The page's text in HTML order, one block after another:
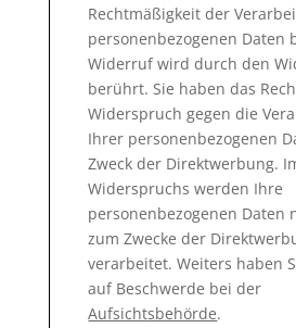
Rechtmäßigkeit der
personenbezogenen Daten
Widerruf wird durch den
berührt. Sie haben das
Widerspruch gegen die
Ihrer personenbezogenen
Zweck der Direktwerbung.
Widerspruchs werden Ihre
personenbezogenen Daten
zum Zwecke der
verarbeitet. Weiters haben
auf Beschwerde bei der
Aufsichtsbehörde.